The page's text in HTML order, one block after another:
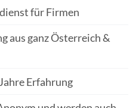
für Firmen
aus ganz Österreich &
Erfahrung